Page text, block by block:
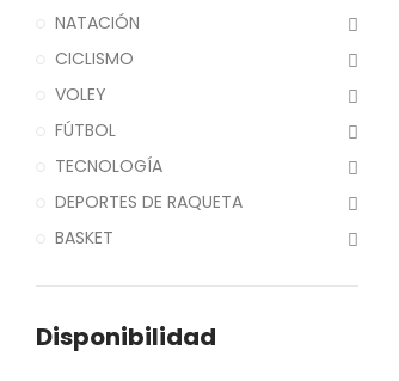
NATACIÓN
CICLISMO
VOLEY
FÚTBOL
TECNOLOGÍA
DEPORTES DE RAQUETA
BASKET
Disponibilidad